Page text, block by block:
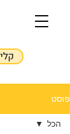
פוסט
הכל